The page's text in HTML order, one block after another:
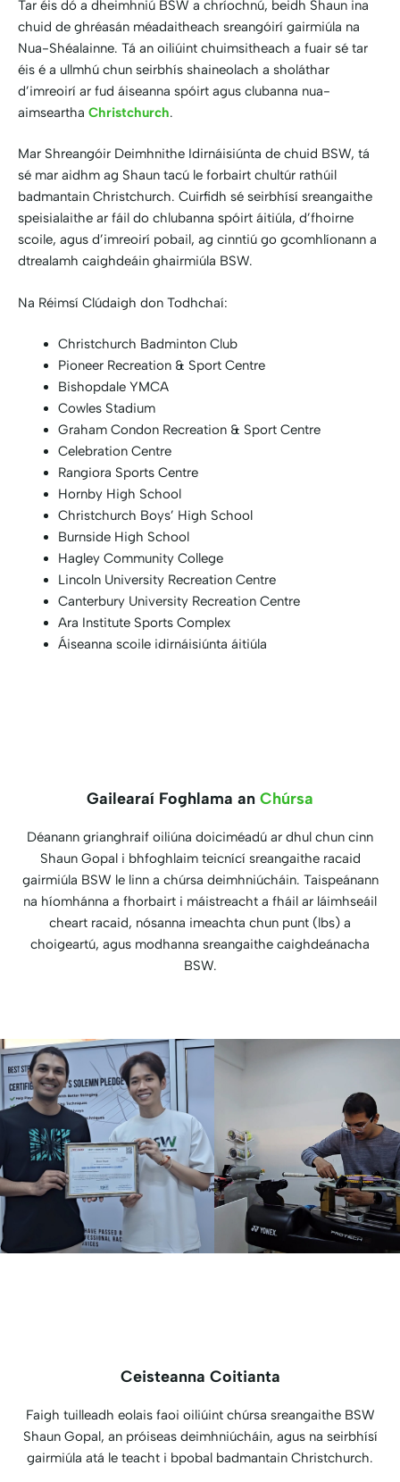
Tar éis dó a dheimhniú BSW a chríochnú, beidh Shaun ina
chuid de ghréasán méadaitheach sreangóirí gairmiúla na
Nua-Shéalainne. Tá an oiliúint chuimsitheach a fuair sé tar
éis é a ullmhú chun seirbhís shaineolach a sholáthar
d’imreoirí ar fud áiseanna spóirt agus clubanna nua-
aimseartha Christchurch.
Mar Shreangóir Deimhnithe Idirnáisiúnta de chuid BSW, tá
sé mar aidhm ag Shaun tacú le forbairt chultúr rathúil
badmantain Christchurch. Cuirfidh sé seirbhísí sreangaithe
speisialaithe ar fáil do chlubanna spóirt áitiúla, d’fhoirne
scoile, agus d’imreoirí pobail, ag cinntiú go gcomhlíonann a
dtrealamh caighdeáin ghairmiúla BSW.
Na Réimsí Clúdaigh don Todhchaí:
Christchurch Badminton Club
Pioneer Recreation & Sport Centre
Bishopdale YMCA
Cowles Stadium
Graham Condon Recreation & Sport Centre
Celebration Centre
Rangiora Sports Centre
Hornby High School
Christchurch Boys’ High School
Burnside High School
Hagley Community College
Lincoln University Recreation Centre
Canterbury University Recreation Centre
Ara Institute Sports Complex
Áiseanna scoile idirnáisiúnta áitiúla
Gailearaí Foghlama an Chúrsa
Déanann grianghraif oiliúna doiciméadú ar dhul chun cinn
Shaun Gopal i bhfoghlaim teicnící sreangaithe racaid
gairmiúla BSW le linn a chúrsa deimhniúcháin. Taispeánann
na híomhánna a fhorbairt i máistreacht a fháil ar láimhseáil
cheart racaid, nósanna imeachta chun punt (lbs) a
choigeartú, agus modhanna sreangaithe caighdeánacha
BSW.
Ceisteanna Coitianta
Faigh tuilleadh eolais faoi oiliúint chúrsa sreangaithe BSW
Shaun Gopal, an próiseas deimhniúcháin, agus na seirbhísí
gairmiúla atá le teacht i bpobal badmantain Christchurch.